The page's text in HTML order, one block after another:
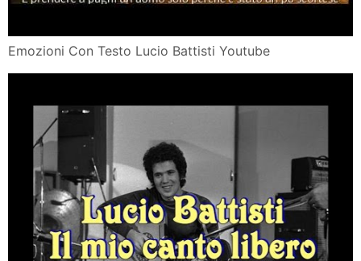
Emozioni Con Testo Lucio Battisti Youtube